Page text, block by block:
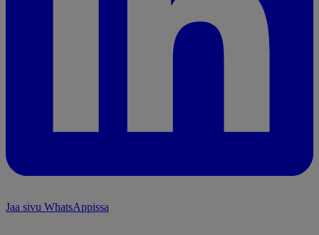
Jaa sivu WhatsAppissa